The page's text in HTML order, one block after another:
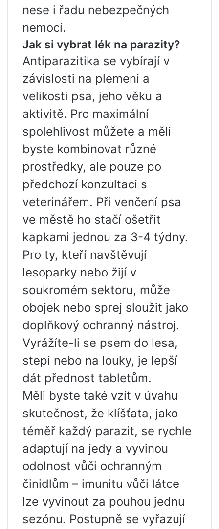
nese i řadu nebezpečných
nemocí.
Jak si vybrat lék na parazity?
Antiparazitika se vybírají v
závislosti na plemeni a
velikosti psa, jeho věku a
aktivitě. Pro maximální
spolehlivost můžete a měli
byste kombinovat různé
prostředky, ale pouze po
předchozí konzultaci s
veterinářem. Při venčení psa
ve městě ho stačí ošetřit
kapkami jednou za 3-4 týdny.
Pro ty, kteří navštěvují
lesoparky nebo žijí v
soukromém sektoru, může
obojek nebo sprej sloužit jako
doplňkový ochranný nástroj.
Vyrážíte-li se psem do lesa,
stepi nebo na louky, je lepší
dát přednost tabletům.
Měli byste také vzít v úvahu
skutečnost, že klíšťata, jako
téměř každý parazit, se rychle
adaptují na jedy a vyvinou
odolnost vůči ochranným
činidlům – imunitu vůči látce
lze vyvinout za pouhou jednu
sezónu. Postupně se vyřazují